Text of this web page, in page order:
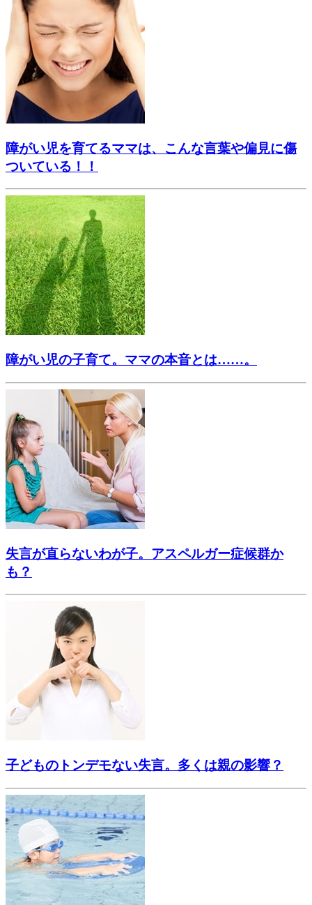
障がい児を育てるママは、こんな言葉や偏見に傷
ついている！！
障がい児の子育て。ママの本音とは……。
失言が直らないわが子。アスペルガー症候群か
も？
子どものトンデモない失言。多くは親の影響？